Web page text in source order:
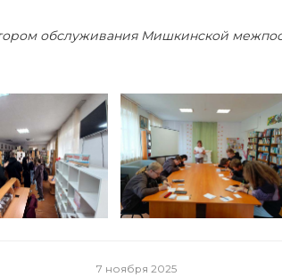
обслуживания Мишкинской
7 ноября 2025